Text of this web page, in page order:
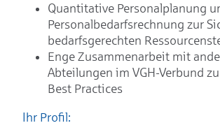
Quantitative Personalplanung
Personalbedarfsrechnung zur
bedarfsgerechten
Enge Zusammenarbeit mit
Abteilungen im VGH-Verbund
Best Practices
Ihr Profil: